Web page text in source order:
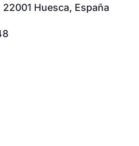
Huesca, España